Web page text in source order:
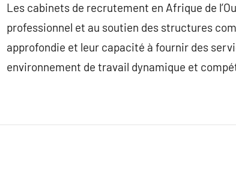
Les cabinets de recrutement en Afrique de
professionnel et au soutien des structures
approfondie et leur capacité à fournir des
environnement de travail dynamique et